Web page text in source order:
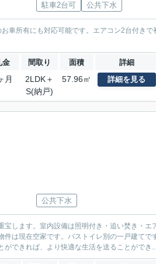
駐車2台可 公共下水
車所有にも対応可能です。エアコン2台付きで
金 間取り 面積 詳細
月
2LDK＋
S(納戸)
57.96㎡ 詳細を見る
公共下水
します。室内設備は照明付き・追い焚き・エ
は現在空家です。バストイレ別の一戸建てで
できれば、より快適な生活を送ることができ